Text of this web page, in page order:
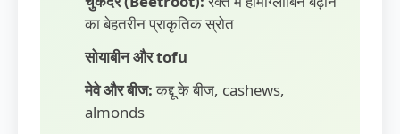
का बेहतरीन प्राकृतिक स्रोत
सोयाबीन और tofu
मेवे और बीज:कद्दू के बीज, cashews,
almonds